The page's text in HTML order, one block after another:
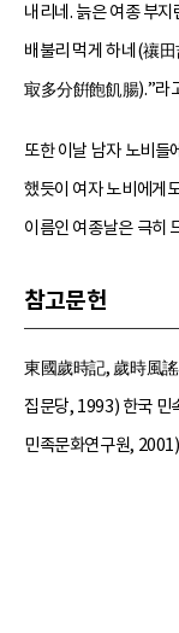
내리네. 늙은 여종 부
배불리 먹게 하네(禳
㝡多分餠飽飢腸).”라
또한 이날 남자 노비들
했듯이 여자 노비에게
이름인 여종날은 극히
참고문헌
東國歲時記, 歲時風謠
집문당, 1993) 한국 민
민족문화연구원, 2001)